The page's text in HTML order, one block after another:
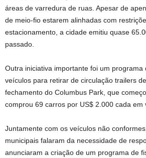
áreas de varredura de ruas. Apesar de
de meio-fio estarem alinhadas com
estacionamento, a cidade emitiu quase
passado.
Outra iniciativa importante foi um programa
veículos para retirar de circulação trailers
fechamento do Columbus Park, que
comprou 69 carros por US$ 2.000 cada em
Juntamente com os veículos não
municipais falaram da necessidade de
anunciaram a criação de um programa de